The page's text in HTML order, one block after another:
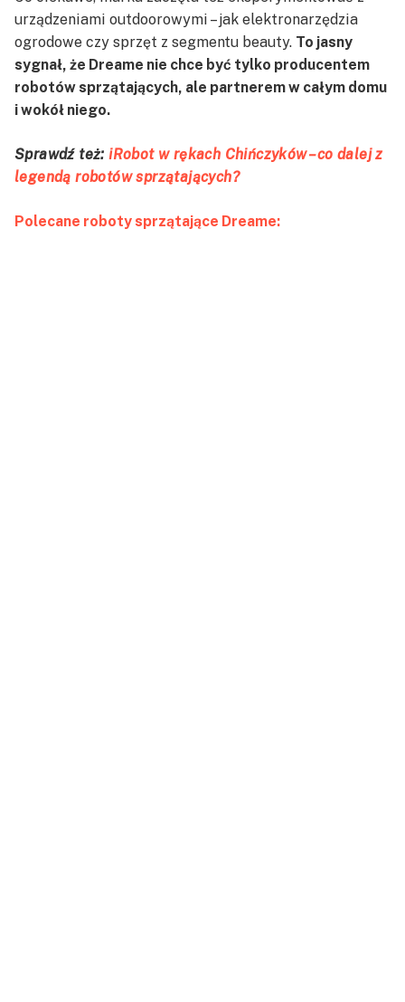
urządzeniami outdoorowymi – jak elektronarzędzia
ogrodowe czy sprzęt z segmentu beauty. To jasny
sygnał, że Dreame nie chce być tylko producentem
robotów sprzątających, ale partnerem w całym domu
i wokół niego.
Sprawdź też:iRobot w rękach Chińczyków – co dalej z
legendą robotów sprzątających?
Polecane roboty sprzątające Dreame: